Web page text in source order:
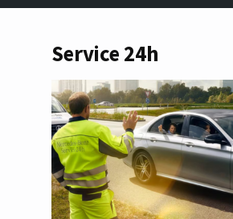
Service 24h